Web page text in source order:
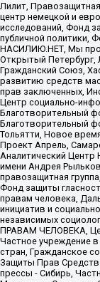
Лилит,
центр немецкой и
исследований, Фонд
публичной политики,
НАСИЛИЮ.НЕТ, Мы
Открытый Петербург,
Гражданский Союз,
развитию средств
прав заключенных,
Центр социально-
Благотворительный
Благотворительный
Тольятти, Новое
Проект Апрель,
Аналитический
имени Андрея
правозащитная
Фонд защиты
правам человека,
инициатив и
независимых
ПРАВАМ ЧЕЛОВЕКА,
Частное учреждение
стран, Гражданское
Защиты Прав
прессы - Сибирь,